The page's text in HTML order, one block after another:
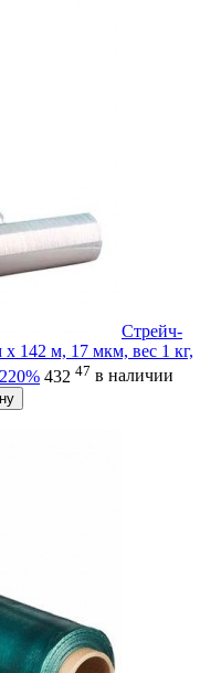
Стрейч-
142 м, 17 мкм, вес 1 кг,
432 47 в наличии